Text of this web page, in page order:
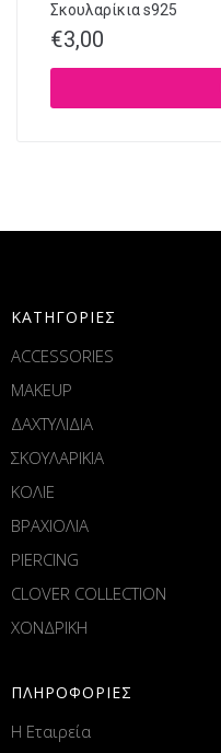
Σκουλαρίκια s925
€3,00
ΚΑΤΗΓΟΡΙΕΣ
ACCESSORIES
MAKEUP
ΔΑΧΤΥΛΙΔΙΑ
ΣΚΟΥΛΑΡΙΚΙΑ
ΚΟΛΙΕ
ΒΡΑΧΙΟΛΙΑ
PIERCING
CLOVER COLLECTION
ΧΟΝΔΡΙΚΗ
ΠΛΗΡΟΦΟΡΙΕΣ
Η Εταιρεία